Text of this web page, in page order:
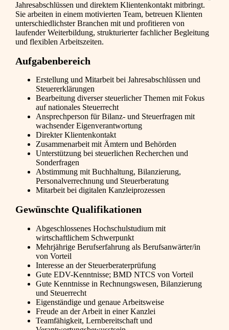
Jahresabschlüssen und direktem Klientenkontakt mitbringt.
Sie arbeiten in einem motivierten Team, betreuen Klienten
unterschiedlichster Branchen mit und profitieren von
laufender Weiterbildung, strukturierter fachlicher Begleitung
und flexiblen Arbeitszeiten.
Aufgabenbereich
Erstellung und Mitarbeit bei Jahresabschlüssen und
Steuererklärungen
Bearbeitung diverser steuerlicher Themen mit Fokus
auf nationales Steuerrecht
Ansprechperson für Bilanz- und Steuerfragen mit
wachsender Eigenverantwortung
Direkter Klientenkontakt
Zusammenarbeit mit Ämtern und Behörden
Unterstützung bei steuerlichen Recherchen und
Sonderfragen
Abstimmung mit Buchhaltung, Bilanzierung,
Personalverrechnung und Steuerberatung
Mitarbeit bei digitalen Kanzleiprozessen
Gewünschte Qualifikationen
Abgeschlossenes Hochschulstudium mit
wirtschaftlichem Schwerpunkt
Mehrjährige Berufserfahrung als Berufsanwärter/in
von Vorteil
Interesse an der Steuerberaterprüfung
Gute EDV-Kenntnisse; BMD NTCS von Vorteil
Gute Kenntnisse in Rechnungswesen, Bilanzierung
und Steuerrecht
Eigenständige und genaue Arbeitsweise
Freude an der Arbeit in einer Kanzlei
Teamfähigkeit, Lernbereitschaft und